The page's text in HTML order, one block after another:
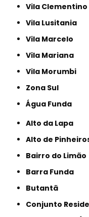
Vila Clementino
Vila Lusitania
Vila Marcelo
Vila Mariana
Vila Morumbi
Zona Sul
Água Funda
Alto da Lapa
Alto de
Bairro do Limão
Barra Funda
Butantã
Conjunto